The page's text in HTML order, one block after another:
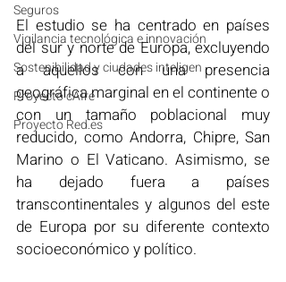
Seguros
Vigilancia tecnológica e innovación
Sostenibilidad y ciudades inteligen
Proyecto cAIre
Proyecto Red.es
El estudio se ha centrado en países
del sur y norte de Europa, excluyendo
a aquellos con una presencia
geográfica marginal en el continente o
con un tamaño poblacional muy
reducido, como Andorra, Chipre, San
Marino o El Vaticano. Asimismo, se
ha dejado fuera a países
transcontinentales y algunos del este
de Europa por su diferente contexto
socioeconómico y político.